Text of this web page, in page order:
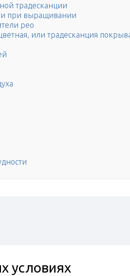
традесканции
при выращивании
рео
или традескaнция
условиях